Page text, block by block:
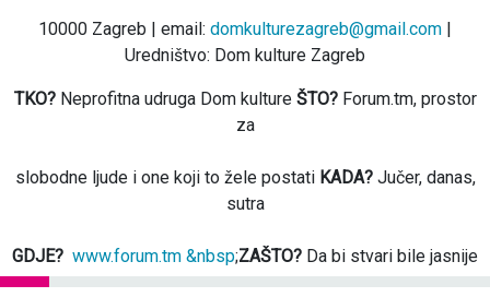
10000 Zagreb | email: domkulturezagreb@gmail.com |
Uredništvo: Dom kulture Zagreb
TKO?Neprofitna udruga Dom kulture ŠTO?Forum.tm, prostor
za
slobodne ljude i one koji to žele postati KADA?Jučer, danas,
sutra
GDJE? www.forum.tm &nbsp;ZAŠTO? Da bi stvari bile jasnije